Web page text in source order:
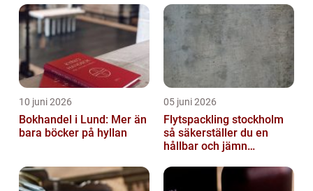
10 juni 2026
Bokhandel i Lund: Mer än
bara böcker på hyllan
05 juni 2026
Flytspackling stockholm
så säkerställer du en
hållbar och jämn